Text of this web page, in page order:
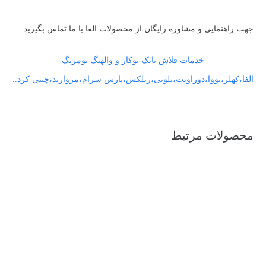
جهت راهنمایی و مشاوره رایگان از محصولات الفا با ما تماس بگیرید
خدمات فلاش تانک توکار و والهنگ بومرنگ
الفا،کهلر،نووا،دوراویت،بلونی،ریلکس،پارس سرام،مروارید،چینی کرد..
محصولات مرتبط